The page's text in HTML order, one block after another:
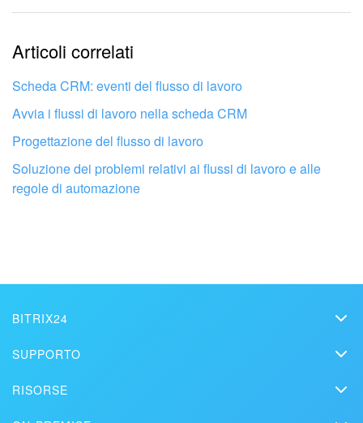
Domande generali
ACCEDI
Le informazioni sono obsolete.
Troppo breve, ho bisogno di maggiori informazioni.
Non mi soddisfa come funziona questo strumento
Fai configurare il tuo Bitrix24 a un
TROVA UN PARTNER BITRIX24 VICINO A ME
Articoli correlati
Scheda CRM: eventi del flusso di lavoro
Avvia i flussi di lavoro nella scheda CRM
Progettazione del flusso di lavoro
Soluzione dei problemi relativi ai flussi di lavoro e alle
regole di automazione
BITRIX24
Media kit
SUPPORTO
RISORSE